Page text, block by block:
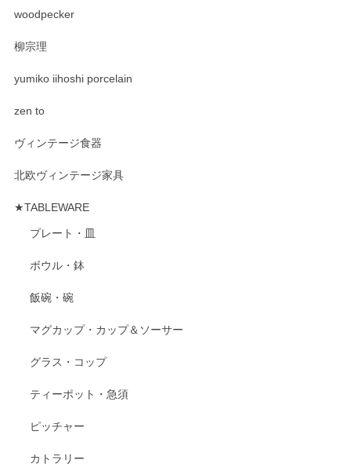
woodpecker
柳宗理
yumiko iihoshi porcelain
zen to
ヴィンテージ食器
北欧ヴィンテージ家具
★TABLEWARE
プレート・皿
ボウル・鉢
飯碗・碗
マグカップ・カップ＆ソーサー
グラス・コップ
ティーポット・急須
ピッチャー
カトラリー